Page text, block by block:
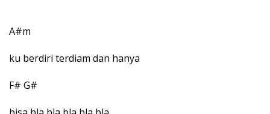
A#m
ku berdiri terdiam dan hanya
F# G#